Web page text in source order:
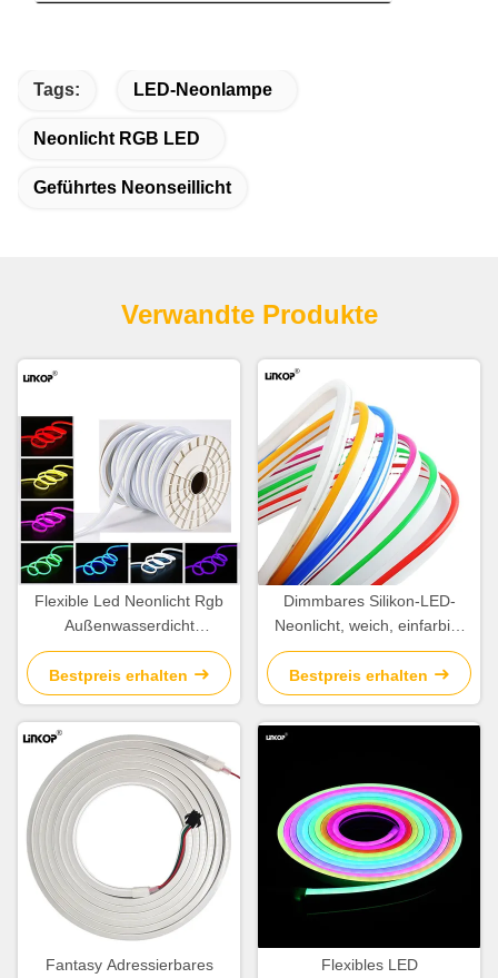
Tags: LED-Neonlampe
Neonlicht RGB LED
Geführtes Neonseillicht
Verwandte Produkte
Flexible Led Neonlicht Rgb
Außenwasserdicht
Schneidbare LED-Leuchten
Streifenrolle 220V
Bestpreis erhalten
Dimmbares Silikon-LED-
Neonlicht, weich, einfarbig,
12 V, 8 x 16 mm
Neonröhren-LED-Streifen
Bestpreis erhalten
Fantasy Adressierbares
Flexibles LED